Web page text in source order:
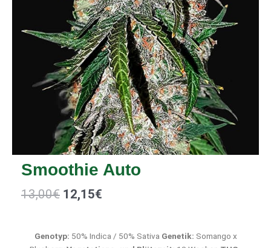
Smoothie Auto
13,00€ 12,15€
Genotyp: 50% Indica / 50% Sativa Genetik: Somango x